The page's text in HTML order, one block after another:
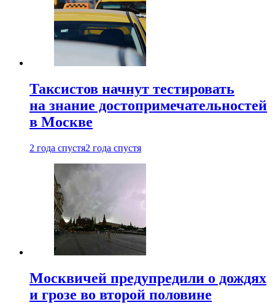
Таксистов начнут тестировать
на знание достопримечательностей
в Москве
2 года спустя2 года спустя
Москвичей предупредили о дождях
и грозе во второй половине